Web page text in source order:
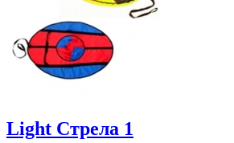
Light Стрела 1